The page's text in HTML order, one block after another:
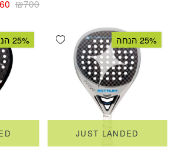
₪700
Add wishlist 25% הנחה
JUST LANDED
25% הנחה